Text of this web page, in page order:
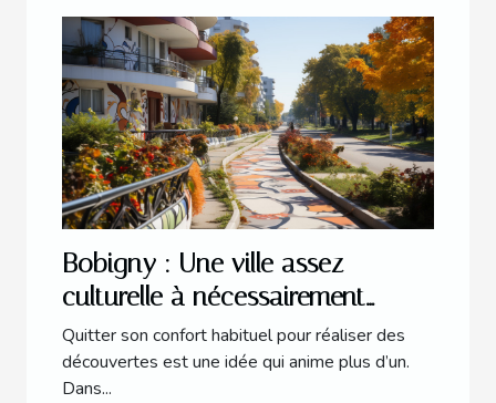
Bobigny : Une ville assez
culturelle à nécessairement
explorer
Quitter son confort habituel pour réaliser des
découvertes est une idée qui anime plus d’un.
Dans...